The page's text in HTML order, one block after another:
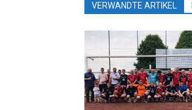
VERWANDTE ARTIKEL